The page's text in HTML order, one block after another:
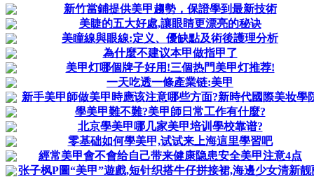
新竹當鋪提供美甲趨勢，保證學到最新技術
美睫的五大好處,讓眼睛更漂亮的秘诀
美瞳線與眼線:定义、優缺點及術後護理分析
為什麼不建议本甲做指甲了
美甲灯哪個牌子好用!三個热門美甲灯推荐!
一天吃透一條產業链:美甲
新手美甲師做美甲時應该注意哪些方面?新時代國際美妆學
學美甲難不難?美甲師日常工作有什麼?
北京學美甲哪几家美甲培训學校靠谱?
零基础如何學美甲,试试来上海這里學習吧
經常美甲會不會给自己带来健康隐患安全美甲注意4点
张子枫P圖“美甲”遊戲,短针织搭牛仔拼接裙,海邊少女清新靓